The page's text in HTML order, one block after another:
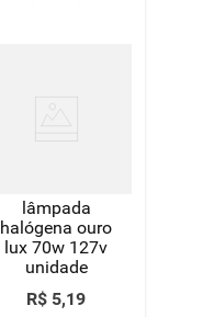
lâmpada
halógena ouro
lux 70w 127v
unidade
R$ 5,19